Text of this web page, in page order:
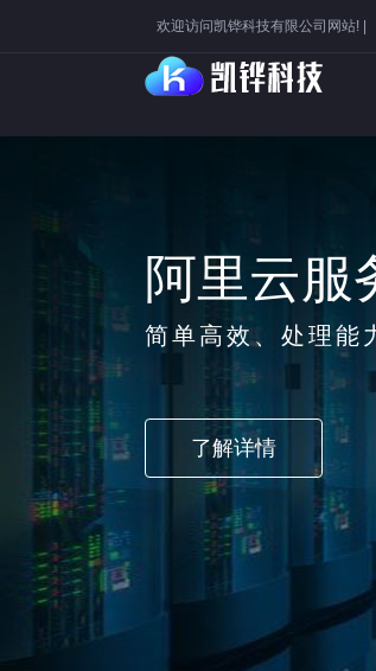
欢迎访问凯铧科技有限公司网站! |